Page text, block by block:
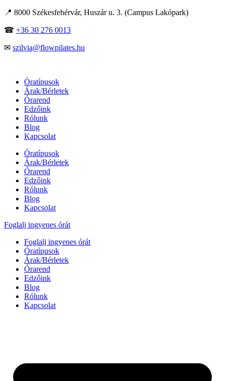
Skip
content
📍 8000 Székesfehérvár, Huszár u. 3. (Campus Lakópark)
☎ +36 30 276 0013
✉ szilvia@flowpilates.hu
Óratípusok
Árak/Bérletek
Órarend
Edzőink
Rólunk
Blog
Kapcsolat
Óratípusok
Árak/Bérletek
Órarend
Edzőink
Rólunk
Blog
Kapcsolat
Foglalj ingyenes órát
Foglalj ingyenes órát
Óratípusok
Árak/Bérletek
Órarend
Edzőink
Blog
Rólunk
Kapcsolat